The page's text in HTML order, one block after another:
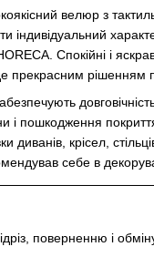
велюр з
індивідуальний
Спокійні і
прекрасним рішенням
і пошкодження
диванів, крісел,
себе в
поверненню і